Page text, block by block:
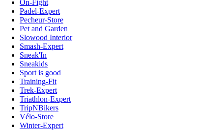
On-Fight
Padel-Expert
Pecheur-Store
Pet and Garden
Slowood Interior
Smash-Expert
Sneak'In
Sneakids
Sport is good
Training-Fit
Trek-Expert
Triathlon-Expert
TripNBikers
Vélo-Store
Winter-Expert